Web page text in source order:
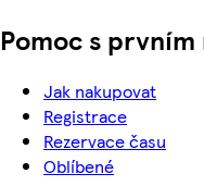
Pomoc s
Jak nakupovat
Registrace
Rezervace času
Oblíbené